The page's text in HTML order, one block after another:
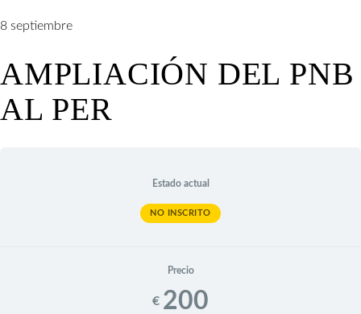
8 septiembre
AMPLIACIÓN DEL PNB
AL PER
Estado actual
NO INSCRITO
Precio
€ 200